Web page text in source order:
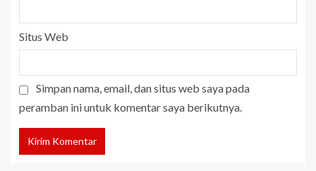
Situs Web
Simpan nama, email, dan situs web saya pada
peramban ini untuk komentar saya berikutnya.